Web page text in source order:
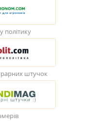
політику
штучок